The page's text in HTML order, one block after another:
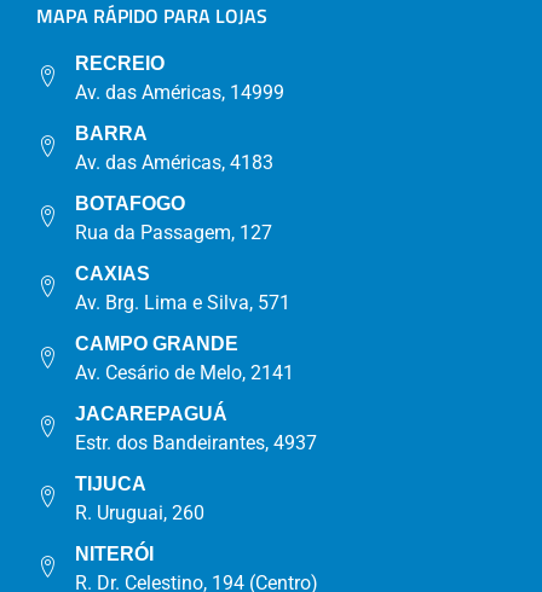
MAPA RÁPIDO PARA LOJAS
RECREIO
Av. das Américas, 14999
BARRA
Av. das Américas, 4183
BOTAFOGO
Rua da Passagem, 127
CAXIAS
Av. Brg. Lima e Silva, 571
CAMPO GRANDE
Av. Cesário de Melo, 2141
JACAREPAGUÁ
Estr. dos Bandeirantes, 4937
TIJUCA
R. Uruguai, 260
NITERÓI
R. Dr. Celestino, 194 (Centro)